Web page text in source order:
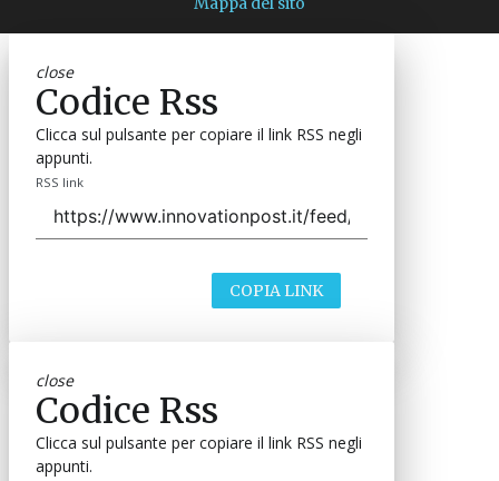
close
Codice Rss
Clicca sul pulsante per copiare il link RSS negli
appunti.
RSS link
COPIA LINK
close
Codice Rss
Clicca sul pulsante per copiare il link RSS negli
appunti.